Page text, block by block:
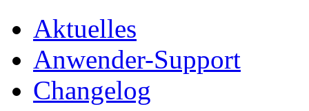
Aktuelles
Anwender-Support
Changelog